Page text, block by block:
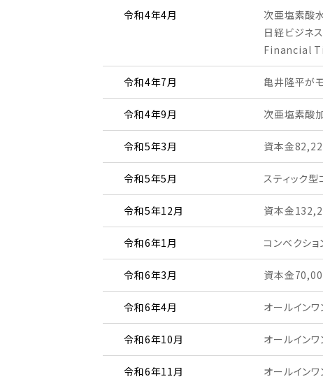
令和4年4月
次亜塩素酸
日経ビジネ
Financial
令和4年7月 亀井隆平が
令和4年9月 次亜塩素酸
令和5年3月 資本金
令和5年5月 スティック
令和5年12月 資本金
令和6年1月 コンベクショ
令和6年3月 資本金
令和6年4月 オールイン
令和6年10月 オールイン
令和6年11月 オールイン